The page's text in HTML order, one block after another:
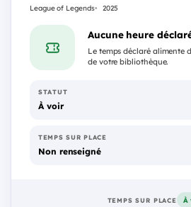
League of Legends 2025
Aucune heure
Le temps déclaré alimente
de votre bibliothèque.
STATUT
À voir
TEMPS SUR PLACE
Non renseigné
TEMPS SUR PLACE À